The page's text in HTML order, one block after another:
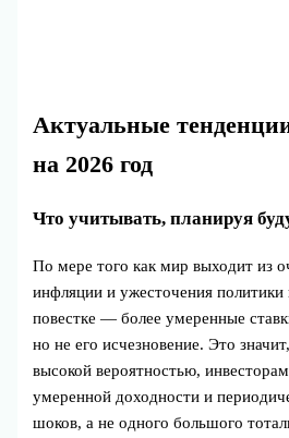
Актуальные
на 2026 год
Что учитывать, планируя
По мере того как мир выходит из
инфляции и ужесточения политики
повестке — более умеренные
но не его исчезновение. Это
высокой вероятностью,
умеренной доходности и
шоков, а не одного большого